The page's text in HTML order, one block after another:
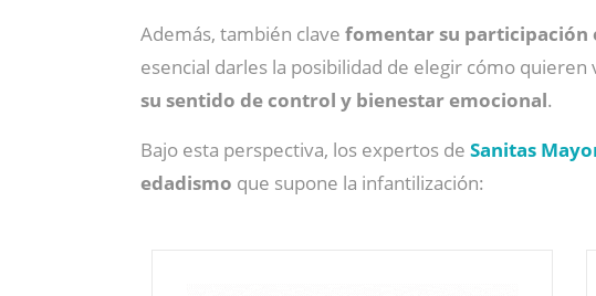
Además, también clave fomentar su participación
esencial darles la posibilidad de elegir cómo
su sentido de control y bienestar emocional.
Bajo esta perspectiva, los expertos de Sanitas
edadismo que supone la infantilización: